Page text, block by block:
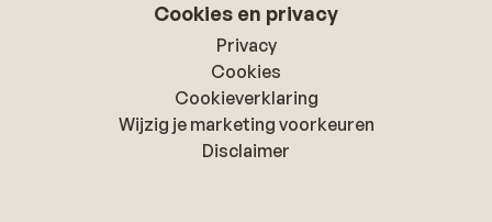
Cookies en privacy
Privacy
Cookies
Cookieverklaring
Wijzig je marketing voorkeuren
Disclaimer